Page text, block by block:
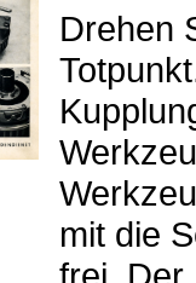
Drehen
mit die
frei. Der